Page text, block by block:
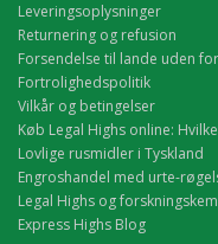
Leveringsoplysninger
Returnering og refusion
Forsendelse til lande uden
Fortrolighedspolitik
Vilkår og betingelser
Køb Legal Highs online:
Lovlige rusmidler i Tyskland
Engroshandel med urte-
Legal Highs og
Express Highs Blog